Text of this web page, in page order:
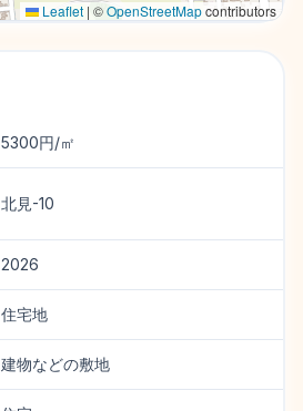
Leaflet | ©OpenStreetMapcontributors
5300円/㎡
北見-10
2026
住宅地
建物などの敷地